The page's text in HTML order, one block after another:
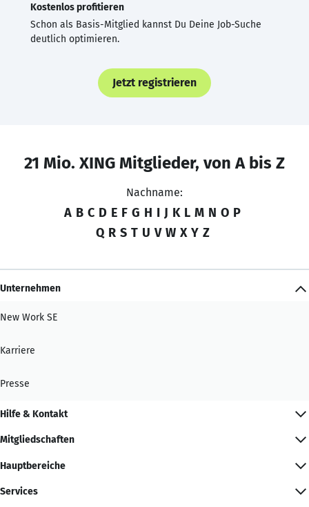
Kostenlos profitieren
Schon als Basis-Mitglied kannst Du Deine Job-Suche
deutlich optimieren.
Jetzt registrieren
21 Mio. XING Mitglieder, von A bis Z
Nachname:
A B C D E F G H I J K L M N O P
Q R S T U V W X Y Z
Unternehmen
New Work SE
Karriere
Presse
Hilfe & Kontakt
Mitgliedschaften
Hauptbereiche
Services